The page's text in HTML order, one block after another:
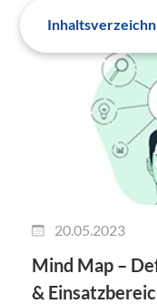
20.05.2023
Mind Map –
&